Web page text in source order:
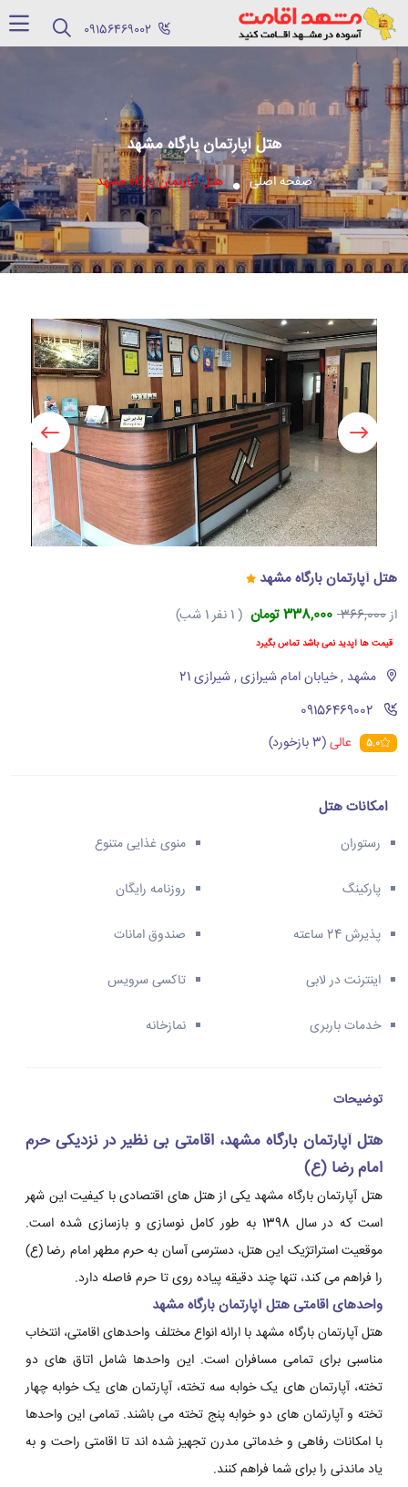
هتل آپارتمان بارگاه مشهد
صفحه اصلی هتل آپارتمان بارگاه مشهد
هتل آپارتمان بارگاه مشهد
از366,000 338,000 تومان ( 1 نفر 1 شب)
قیمت ها آپدید نمی باشد تماس بگیرد
مشهد , خیابان امام شیرازی , شیرازی 21
‪09156469002‬
5.0 عالی(3 بازخورد)
امکانات هتل
رستوران منوی غذایی متنوع
پارکینگ روزنامه رایگان
پذیرش 24 ساعته صندوق امانات
اینترنت در لابی تاکسی سرویس
خدمات باربری نمازخانه
توضیحات
هتل آپارتمان بارگاه مشهد، اقامتی بی نظیر در نزدیکی حرم
امام رضا (ع)
هتل آپارتمان بارگاه مشهد یکی از هتل های اقتصادی با کیفیت این شهر
است که در سال 1398 به طور کامل نوسازی و بازسازی شده است.
موقعیت استراتژیک این هتل، دسترسی آسان به حرم مطهر امام رضا (ع)
را فراهم می کند، تنها چند دقیقه پیاده روی تا حرم فاصله دارد.
واحدهای اقامتی هتل آپارتمان بارگاه مشهد
هتل آپارتمان بارگاه مشهد با ارائه انواع مختلف واحدهای اقامتی، انتخاب
مناسبی برای تمامی مسافران است. این واحدها شامل اتاق های دو
تخته، آپارتمان های یک خوابه سه تخته، آپارتمان های یک خوابه چهار
تخته و آپارتمان های دو خوابه پنج تخته می باشند. تمامی این واحدها
با امکانات رفاهی و خدماتی مدرن تجهیز شده اند تا اقامتی راحت و به
یاد ماندنی را برای شما فراهم کنند.